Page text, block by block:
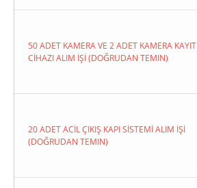
50 ADET KAMERA VE 2 ADET KAMERA KAYIT
CİHAZI ALIM İŞİ (DOĞRUDAN TEMIN)
20 ADET ACİL ÇIKIŞ KAPI SİSTEMİ ALIM İŞİ
(DOĞRUDAN TEMIN)